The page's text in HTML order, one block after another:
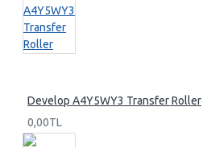
Develop A4Y5WY3 Transfer Roller
0,00TL